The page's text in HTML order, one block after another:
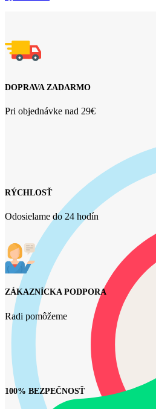
DOPRAVA ZADARMO
Pri objednávke nad 29€
RÝCHLOSŤ
Odosielame do 24 hodín
ZÁKAZNÍCKA PODPORA
Radi pomôžeme
100% BEZPEČNOSŤ